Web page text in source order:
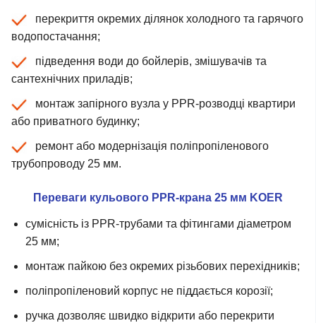
перекриття окремих ділянок холодного та гарячого
водопостачання;
підведення води до бойлерів, змішувачів та
сантехнічних приладів;
монтаж запірного вузла у PPR-розводці квартири
або приватного будинку;
ремонт або модернізація поліпропіленового
трубопроводу 25 мм.
Переваги кульового PPR-крана 25 мм KOER
сумісність із PPR-трубами та фітингами діаметром
25 мм;
монтаж пайкою без окремих різьбових перехідників;
поліпропіленовий корпус не піддається корозії;
ручка дозволяє швидко відкрити або перекрити